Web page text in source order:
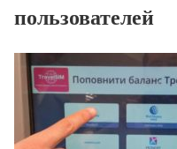
пользователей